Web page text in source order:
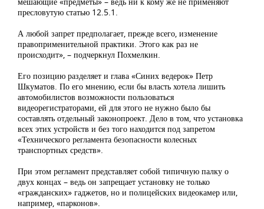
пресловутую статью 12.5.1.
А любой запрет предполагает, прежде всего, изменение
правоприменительной практики. Этого как раз не
происходит», – подчеркнул Похмелкин.
Его позицию разделяет и глава «Синих ведерок» Петр
Шкуматов. По его мнению, если бы власть хотела лишить
автомобилистов возможности пользоваться
видеорегистраторами, ей для этого не нужно было бы
составлять отдельный законопроект. Дело в том, что установка
всех этих устройств и без того находится под запретом
«Технического регламента безопасности колесных
транспортных средств».
При этом регламент представляет собой типичную палку о
двух концах – ведь он запрещает установку не только
«гражданских» гаджетов, но и полицейских видеокамер или,
например, «парконов».